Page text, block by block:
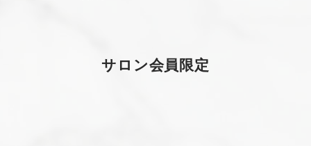
サロン会員限定